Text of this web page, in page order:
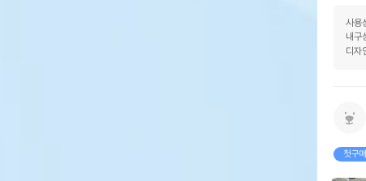
사용
내구
디자
첫구매